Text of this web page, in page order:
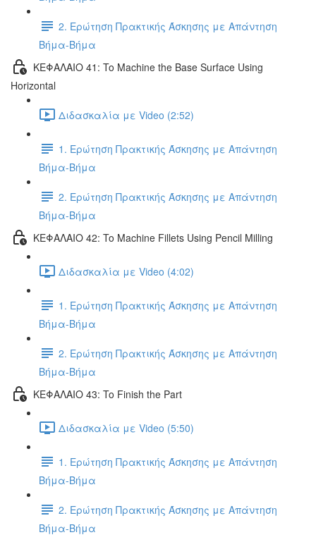
2. Ερώτηση Πρακτικής Άσκησης με Απάντηση
Βήμα-Βήμα
ΚΕΦΑΛΑΙΟ 41: To Machine the Base Surface Using
Horizontal
Διδασκαλία με Video (2:52)
1. Ερώτηση Πρακτικής Άσκησης με Απάντηση
Βήμα-Βήμα
2. Ερώτηση Πρακτικής Άσκησης με Απάντηση
Βήμα-Βήμα
ΚΕΦΑΛΑΙΟ 42: To Machine Fillets Using Pencil Milling
Διδασκαλία με Video (4:02)
1. Ερώτηση Πρακτικής Άσκησης με Απάντηση
Βήμα-Βήμα
2. Ερώτηση Πρακτικής Άσκησης με Απάντηση
Βήμα-Βήμα
ΚΕΦΑΛΑΙΟ 43: To Finish the Part
Διδασκαλία με Video (5:50)
1. Ερώτηση Πρακτικής Άσκησης με Απάντηση
Βήμα-Βήμα
2. Ερώτηση Πρακτικής Άσκησης με Απάντηση
Βήμα-Βήμα